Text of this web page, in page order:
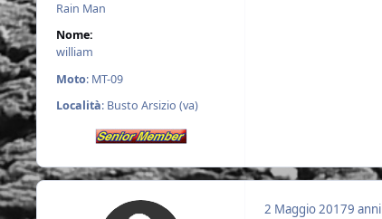
Rain Man
Nome:
william
Moto: MT-09
Località: Busto Arsizio (va)
2 Maggio 20179 anni